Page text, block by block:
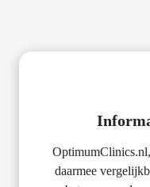
daarmee